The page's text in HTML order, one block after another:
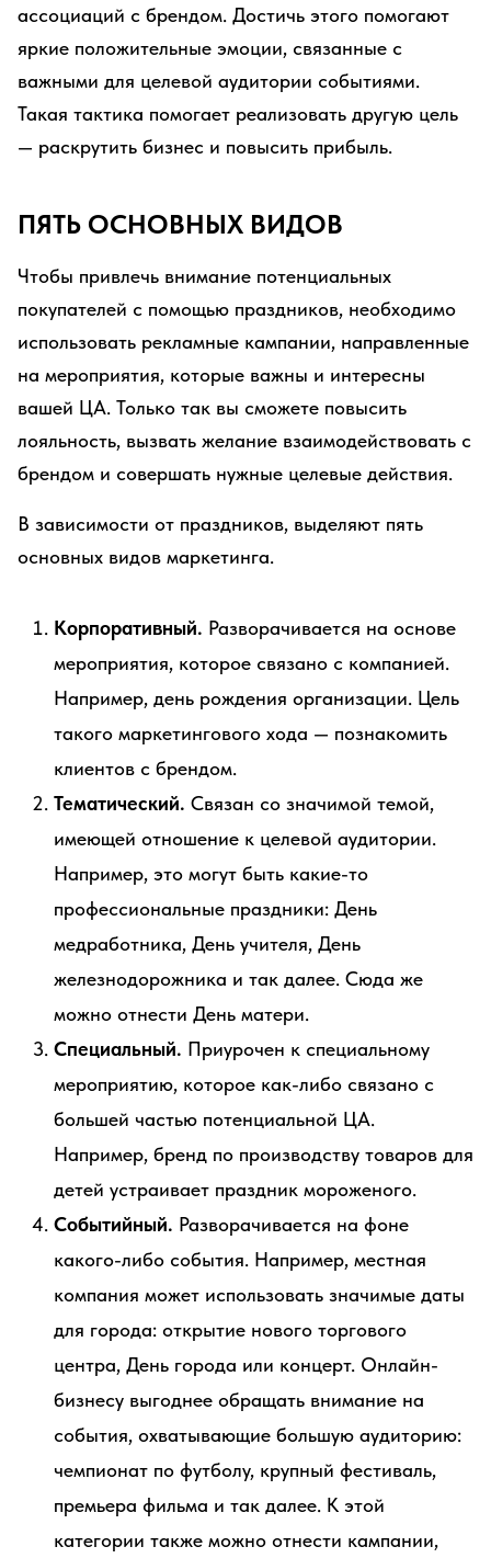
ассоциаций с брендом. Достичь этого помогают
яркие положительные эмоции, связанные с
важными для целевой аудитории событиями.
Такая тактика помогает реализовать другую цель
— раскрутить бизнес и повысить прибыль.
ПЯТЬ ОСНОВНЫХ ВИДОВ
Чтобы привлечь внимание потенциальных
покупателей с помощью праздников, необходимо
использовать рекламные кампании, направленные
на мероприятия, которые важны и интересны
вашей ЦА. Только так вы сможете повысить
лояльность, вызвать желание взаимодействовать с
брендом и совершать нужные целевые действия.
В зависимости от праздников, выделяют пять
основных видов маркетинга.
Корпоративный. Разворачивается на основе
мероприятия, которое связано с компанией.
Например, день рождения организации. Цель
такого маркетингового хода — познакомить
клиентов с брендом.
Тематический. Связан со значимой темой,
имеющей отношение к целевой аудитории.
Например, это могут быть какие-то
профессиональные праздники: День
медработника, День учителя, День
железнодорожника и так далее. Сюда же
можно отнести День матери.
Специальный. Приурочен к специальному
мероприятию, которое как-либо связано с
большей частью потенциальной ЦА.
Например, бренд по производству товаров для
детей устраивает праздник мороженого.
Событийный. Разворачивается на фоне
какого-либо события. Например, местная
компания может использовать значимые даты
для города: открытие нового торгового
центра, День города или концерт. Онлайн-
бизнесу выгоднее обращать внимание на
события, охватывающие большую аудиторию:
чемпионат по футболу, крупный фестиваль,
премьера фильма и так далее. К этой
категории также можно отнести кампании,